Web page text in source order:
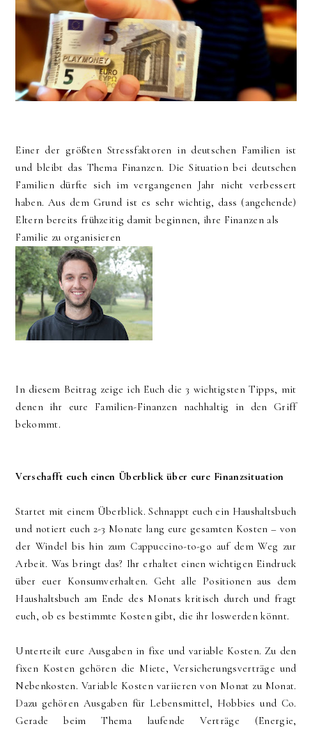
Einer der größten Stressfaktoren in deutschen Familien ist
und bleibt das Thema Finanzen. Die Situation bei deutschen
Familien dürfte sich im vergangenen Jahr nicht verbessert
haben. Aus dem Grund ist es sehr wichtig, dass (angehende)
Eltern bereits frühzeitig damit beginnen, ihre Finanzen als
Familie zu organisieren
In diesem Beitrag zeige ich Euch die 3 wichtigsten Tipps, mit
denen ihr eure Familien-Finanzen nachhaltig in den Griff
bekommt.
Verschafft euch einen Überblick über eure Finanzsituation
Startet mit einem Überblick. Schnappt euch ein Haushaltsbuch
und notiert euch 2-3 Monate lang eure gesamten Kosten – von
der Windel bis hin zum Cappuccino-to-go auf dem Weg zur
Arbeit. Was bringt das? Ihr erhaltet einen wichtigen Eindruck
über euer Konsumverhalten. Geht alle Positionen aus dem
Haushaltsbuch am Ende des Monats kritisch durch und fragt
euch, ob es bestimmte Kosten gibt, die ihr loswerden könnt.
Unterteilt eure Ausgaben in fixe und variable Kosten. Zu den
fixen Kosten gehören die Miete, Versicherungsverträge und
Nebenkosten. Variable Kosten variieren von Monat zu Monat.
Dazu gehören Ausgaben für Lebensmittel, Hobbies und Co.
Gerade beim Thema laufende Verträge (Energie,